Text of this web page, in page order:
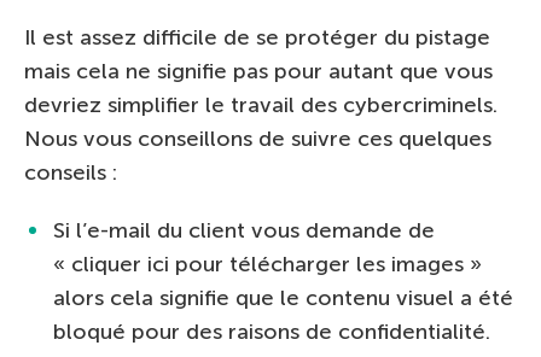
Il est assez difficile de se protéger du pistage
mais cela ne signifie pas pour autant que vous
devriez simplifier le travail des cybercriminels.
Nous vous conseillons de suivre ces quelques
conseils :
Si l’e-mail du client vous demande de
« cliquer ici pour télécharger les images »
alors cela signifie que le contenu visuel a été
bloqué pour des raisons de confidentialité.